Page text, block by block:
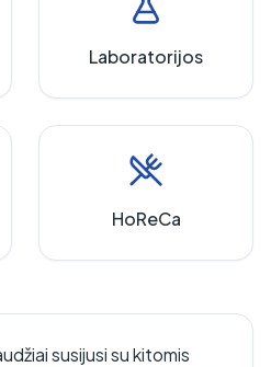
Laboratorijos
HoReCa
susijusi su kitomis